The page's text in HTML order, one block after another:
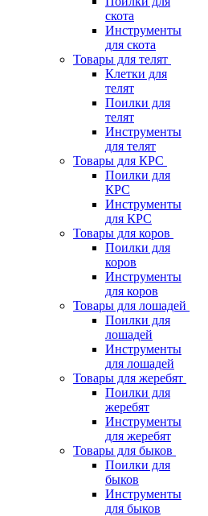
скота
Инструменты
для скота
Товары для телят
Клетки для
телят
Поилки для
телят
Инструменты
для телят
Товары для КРС
Поилки для
КРС
Инструменты
для КРС
Товары для коров
Поилки для
коров
Инструменты
для коров
Товары для лошадей
Поилки для
лошадей
Инструменты
для лошадей
Товары для жеребят
Поилки для
жеребят
Инструменты
для жеребят
Товары для быков
Поилки для
быков
Инструменты
для быков